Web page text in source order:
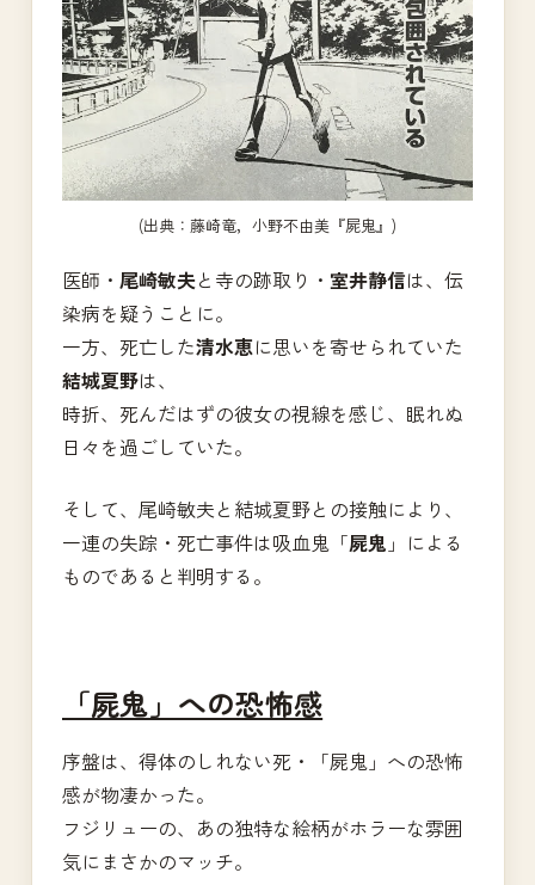
(出典：藤崎竜，小野不由美『屍鬼』)
医師・ 尾崎敏夫と寺の跡取り・ 室井静信は、伝
染病を疑うことに。
一方、死亡した清水恵に思いを寄せられていた
結城夏野は、
時折、死んだはずの彼女の視線を感じ、眠れぬ
日々を過ごしていた。
そして、尾崎敏夫と結城夏野との接触により、
一連の失踪・死亡事件は吸血鬼「屍鬼 」による
ものであると判明する。
「屍鬼」への恐怖感
序盤は、得体のしれない死・「屍鬼」への恐怖
感が物凄かった。
フジリューの、あの独特な絵柄がホラーな雰囲
気にまさかのマッチ。